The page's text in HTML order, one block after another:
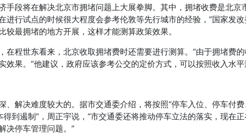
手段将在解决北京市拥堵问题上大展拳脚。其中，拥堵收费是北京
行试点的时候很大程度会参考伦敦等先行城市的经验，”国家发
最拥堵的地方开展，这样才能测算政策效果。
在程世东看来，北京收取拥堵费时还需要进行测算。“由于拥堵费
果。”他建议，政府应该参考公交的定价方式，可以按照收入水平
、解决难度较大的。据市交通委介绍，将按照“停车入位、停车付
到遏制”，周正宇说，“市交通委还将推动停车立法的落实，现在
决停车管理问题。”